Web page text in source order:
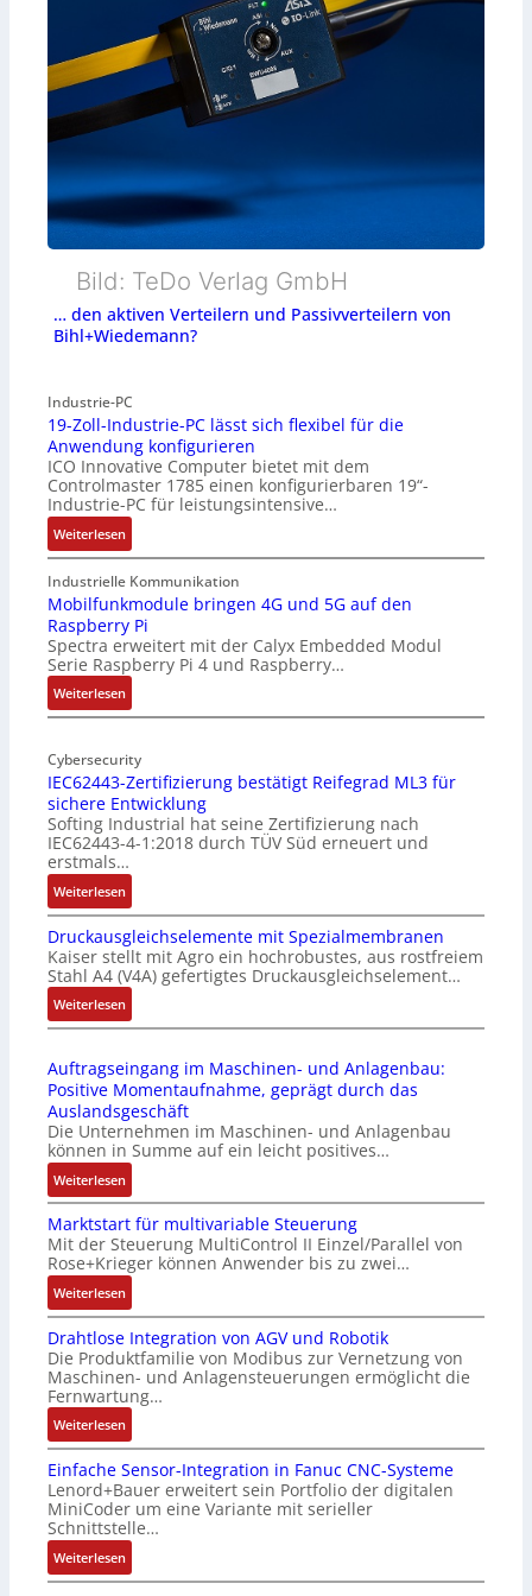
Bild: TeDo Verlag GmbH
… den aktiven Verteilern und Passivverteilern von
Bihl+Wiedemann?
Industrie-PC
19-Zoll-Industrie-PC lässt sich flexibel für die
Anwendung konfigurieren
ICO Innovative Computer bietet mit dem
Controlmaster 1785 einen konfigurierbaren 19“-
Industrie-PC für leistungsintensive…
Weiterlesen:
1
9
-
Z
o
l
l
-
n
d
u
s
t
r
i
e
-
P
C
l
ä
s
t
s
i
c
h
f
l
e
x
i
b
e
l
f
ü
r
i
e
A
n
w
Industrielle Kommunikation
Mobilfunkmodule bringen 4G und 5G auf den
Raspberry Pi
Spectra erweitert mit der Calyx Embedded Modul
Serie Raspberry Pi 4 und Raspberry…
Weiterlesen:
M
b
i
l
f
u
n
k
m
o
d
u
l
e
r
i
n
g
e
n
G
u
n
d
5
G
a
u
d
n
R
a
p
Cybersecurity
IEC62443-Zertifizierung bestätigt Reifegrad ML3 für
sichere Entwicklung
Softing Industrial hat seine Zertifizierung nach
IEC62443-4-1:2018 durch TÜV Süd erneuert und
erstmals…
Weiterlesen:
I
E
6
2
4
3
-
Z
e
r
t
i
f
i
z
i
e
u
n
g
b
e
s
t
ä
t
i
Druckausgleichselemente mit Spezialmembranen
Kaiser stellt mit Agro ein hochrobustes, aus rostfreiem
Stahl A4 (V4A) gefertigtes Druckausgleichselement…
Weiterlesen:
D
u
c
k
a
u
s
g
l
e
i
c
h
e
l
e
m
e
n
t
e
m
i
Auftragseingang im Maschinen- und Anlagenbau:
Positive Momentaufnahme, geprägt durch das
Auslandsgeschäft
Die Unternehmen im Maschinen- und Anlagenbau
können in Summe auf ein leicht positives…
Weiterlesen:
A
u
f
t
r
a
g
s
e
i
n
g
a
n
g
i
m
M
Marktstart für multivariable Steuerung
Mit der Steuerung MultiControl II Einzel/Parallel von
Rose+Krieger können Anwender bis zu zwei…
Weiterlesen:
M
a
r
k
t
s
t
a
r
t
f
ü
r
Drahtlose Integration von AGV und Robotik
Die Produktfamilie von Modibus zur Vernetzung von
Maschinen- und Anlagensteuerungen ermöglicht die
Fernwartung…
Weiterlesen:
D
r
a
h
t
l
o
Einfache Sensor-Integration in Fanuc CNC-Systeme
Lenord+Bauer erweitert sein Portfolio der digitalen
MiniCoder um eine Variante mit serieller
Schnittstelle…
Weiterlesen:
E